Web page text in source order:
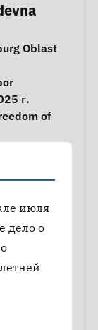
Oblast
г.
of
июля
дело о